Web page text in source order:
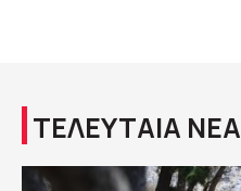
ΤΕΛΕΥΤΑΙΑ ΝΕΑ